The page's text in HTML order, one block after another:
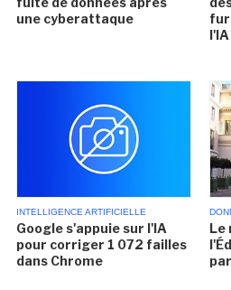
une cyberattaque
l'IA
INTELLIGENCE ARTIFICIELLE
Google s'appuie sur l'IA
pour corriger 1 072 failles
dans Chrome
Le